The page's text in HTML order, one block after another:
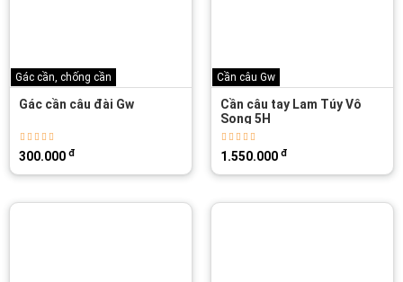
Gác cần, chống cần
Gác cần câu đài Gw
300.000 đ
Cần câu Gw
Cần câu tay Lam Túy Vô
Song 5H
1.550.000 đ